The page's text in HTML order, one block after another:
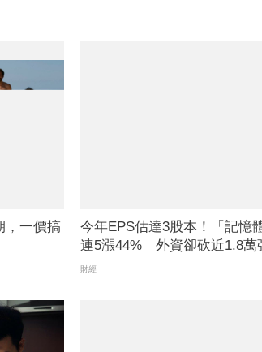
，一價搞
今年EPS估達3股本！「記憶
連5漲44% 外資卻砍近1.8萬
億元
財經